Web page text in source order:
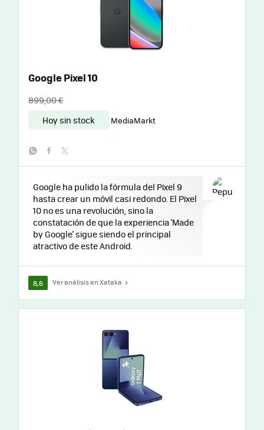
Google Pixel 10
899,00 €
Hoy sin stock
MediaMarkt
Google ha pulido la fórmula del Pixel 9
hasta crear un móvil casi redondo. El Pixel
10 no es una revolución, sino la
constatación de que la experiencia 'Made
by Google' sigue siendo el principal
atractivo de este Android.
8,6 Ver análisis en Xataka